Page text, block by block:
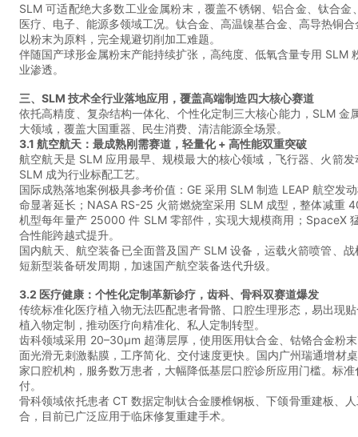
SLM 可适配绝大多数工业金属粉末，覆盖不锈钢、铝合金、钛合
医疗、电子、能源多领域工况。钛合金、高温镍基合金、高导热铜
以粉末为原料，完全规避切削加工难题。
伴随国产球形金属粉末产能持续扩张，高纯度、低氧含量专用
业渗透。
三、SLM 技术全行业落地应用，覆盖高端制造四大核心赛道
依托高精度、复杂结构一体化、个性化定制三大核心能力，SLM
大领域，覆盖大国重器、民生消费、清洁能源全场景。
3.1 航空航天：最成熟刚需赛道，轻量化 + 高性能双重突破
航空航天是 SLM 应用最早、规模最大的核心领域，飞行器、火箭
SLM 成为行业标配工艺。
国际成熟落地案例极具参考价值：GE 采用 SLM 制造 LEAP 航空
命显著延长；NASA RS-25 火箭燃烧室采用 SLM 成型，整体减重
机型每年量产 25000 件 SLM 零部件，实现大规模商用；SpaceX
合性能跨越式提升。
国内航天、航空装备已全面普及国产 SLM 设备，运载火箭喷管、
短新型装备研发周期，加速国产航空装备迭代升级。
3.2 医疗健康：个性化定制革新诊疗，齿科、骨科双赛道爆发
传统标准化医疗植入物无法匹配患者骨骼、口腔生理形态，易出现
植入物定制，推动医疗向精准化、私人定制转型。
齿科领域采用 20–30μm 超薄层厚，使用医用钛合金、钴铬合金粉
面光滑无刺激黏膜，工序简化、交付速度更快。国内广州瑞通增
家口腔机构，服务数万患者，大幅降低基层口腔诊所应用门槛。
付。
骨科领域依托患者 CT 数据定制钛合金腰椎钢板、下颌骨重建板、
合，目前已广泛应用于临床修复重建手术。